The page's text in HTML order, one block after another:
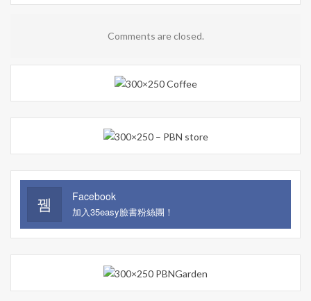
Comments are closed.
Facebook
加入35easy臉書粉絲團！